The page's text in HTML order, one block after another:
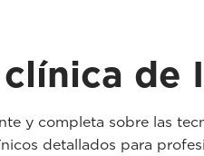
de
y completa sobre las
detallados para